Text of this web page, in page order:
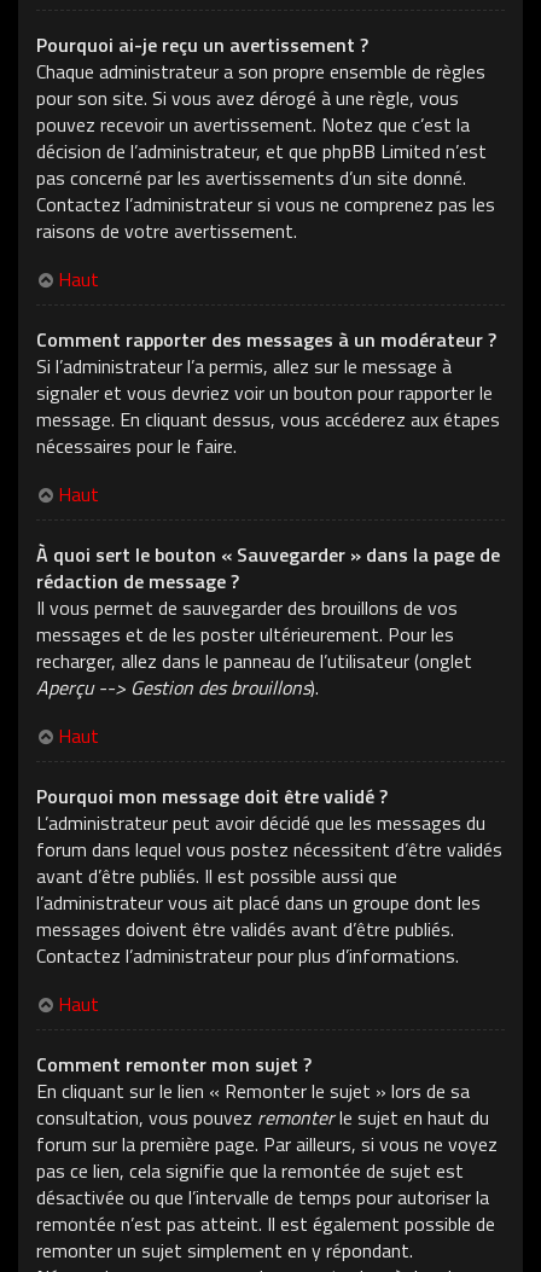
Pourquoi ai-je reçu un avertissement ?
Chaque administrateur a son propre ensemble de règles
pour son site. Si vous avez dérogé à une règle, vous
pouvez recevoir un avertissement. Notez que c’est la
décision de l’administrateur, et que phpBB Limited n’est
pas concerné par les avertissements d’un site donné.
Contactez l’administrateur si vous ne comprenez pas les
raisons de votre avertissement.
Haut
Comment rapporter des messages à un modérateur ?
Si l’administrateur l’a permis, allez sur le message à
signaler et vous devriez voir un bouton pour rapporter le
message. En cliquant dessus, vous accéderez aux étapes
nécessaires pour le faire.
Haut
À quoi sert le bouton « Sauvegarder » dans la page de
rédaction de message ?
Il vous permet de sauvegarder des brouillons de vos
messages et de les poster ultérieurement. Pour les
recharger, allez dans le panneau de l’utilisateur (onglet
Aperçu --> Gestion des brouillons).
Haut
Pourquoi mon message doit être validé ?
L’administrateur peut avoir décidé que les messages du
forum dans lequel vous postez nécessitent d’être validés
avant d’être publiés. Il est possible aussi que
l’administrateur vous ait placé dans un groupe dont les
messages doivent être validés avant d’être publiés.
Contactez l’administrateur pour plus d’informations.
Haut
Comment remonter mon sujet ?
En cliquant sur le lien « Remonter le sujet » lors de sa
consultation, vous pouvez remonterle sujet en haut du
forum sur la première page. Par ailleurs, si vous ne voyez
pas ce lien, cela signifie que la remontée de sujet est
désactivée ou que l’intervalle de temps pour autoriser la
remontée n’est pas atteint. Il est également possible de
remonter un sujet simplement en y répondant.